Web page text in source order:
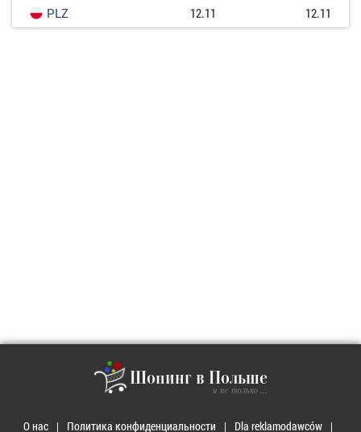
PLZ
12.11 12.11
Шопинг в Польше
и не только ...
О нас Политика конфиденциальности Dla reklamodawców